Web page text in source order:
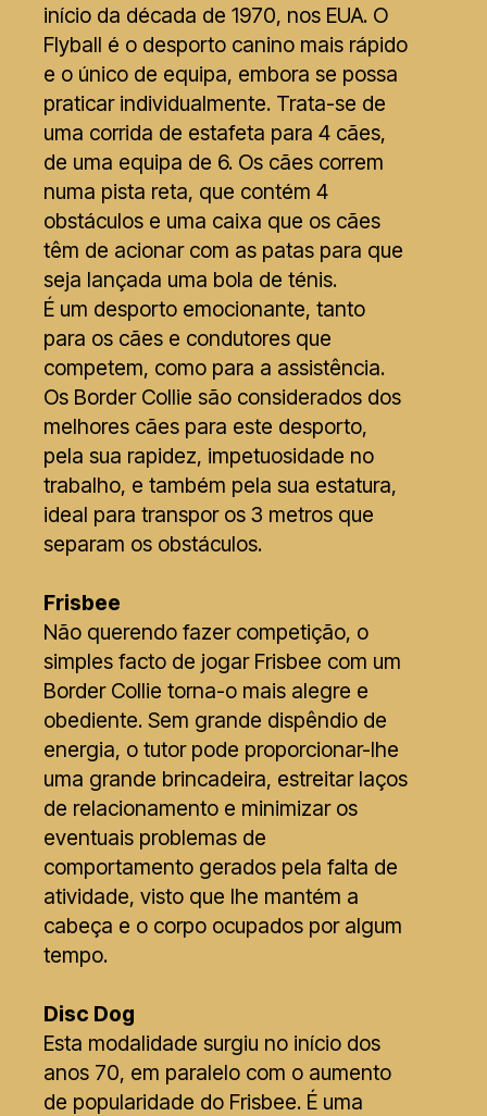
início da década de 1970, nos EUA. O
Flyball é o desporto canino mais rápido
e o único de equipa, embora se possa
praticar individualmente. Trata-se de
uma corrida de estafeta para 4 cães,
de uma equipa de 6. Os cães correm
numa pista reta, que contém 4
obstáculos e uma caixa que os cães
têm de acionar com as patas para que
seja lançada uma bola de ténis.
É um desporto emocionante, tanto
para os cães e condutores que
competem, como para a assistência.
Os Border Collie são considerados dos
melhores cães para este desporto,
pela sua rapidez, impetuosidade no
trabalho, e também pela sua estatura,
ideal para transpor os 3 metros que
separam os obstáculos.
Frisbee
Não querendo fazer competição, o
simples facto de jogar Frisbee com um
Border Collie torna-o mais alegre e
obediente. Sem grande dispêndio de
energia, o tutor pode proporcionar-lhe
uma grande brincadeira, estreitar laços
de relacionamento e minimizar os
eventuais problemas de
comportamento gerados pela falta de
atividade, visto que lhe mantém a
cabeça e o corpo ocupados por algum
tempo.
Disc Dog
Esta modalidade surgiu no início dos
anos 70, em paralelo com o aumento
de popularidade do Frisbee. É uma